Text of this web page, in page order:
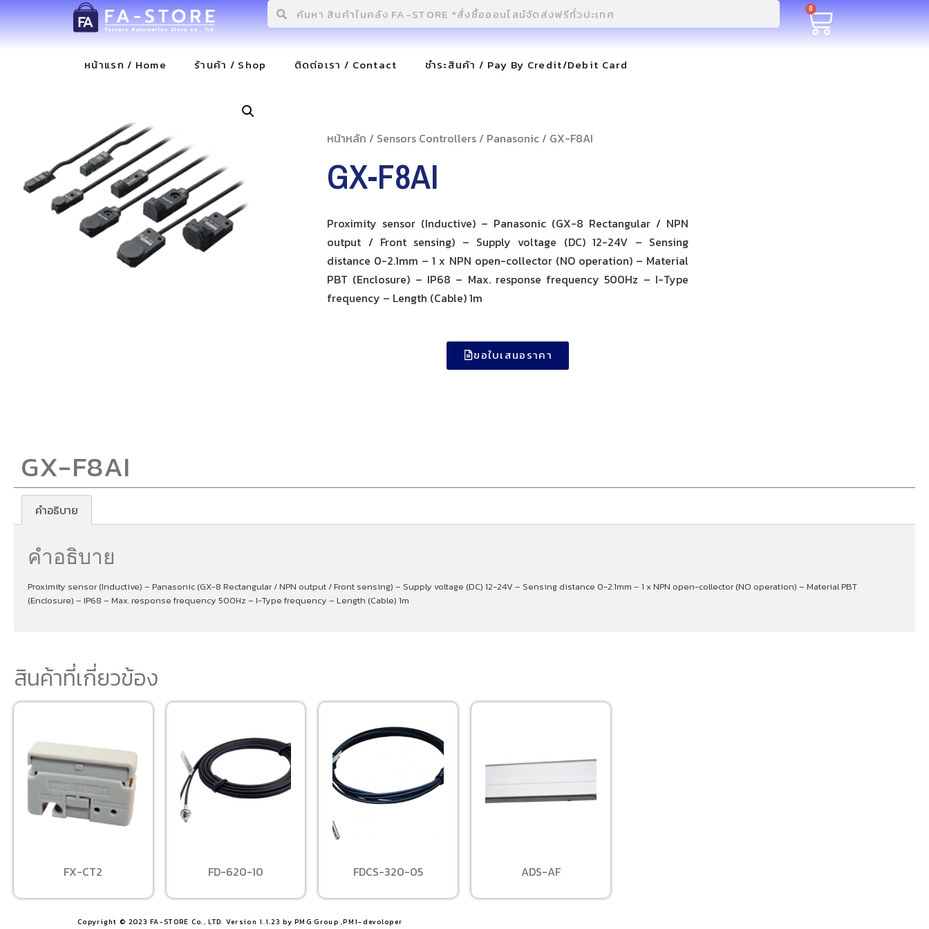
0
หน้าแรก / Home ร้านค้า / Shop ติดต่อเรา / Contact ชำระสินค้า / Pay By Credit/Debit Card
หน้าหลัก / Sensors Controllers / Panasonic / GX-F8AI
GX-F8AI
Proximity sensor (Inductive) – Panasonic (GX-8 Rectangular / NPN
output / Front sensing) – Supply voltage (DC) 12-24V – Sensing
distance 0-2.1mm – 1 x NPN open-collector (NO operation) – Material
PBT (Enclosure) – IP68 – Max. response frequency 500Hz – I-Type
frequency – Length (Cable) 1m
ขอใบเสนอราคา
GX-F8AI
คำอธิบาย
คำอธิบาย
Proximity sensor (Inductive) – Panasonic (GX-8 Rectangular / NPN output / Front sensing) – Supply voltage (DC) 12-24V – Sensing distance 0-2.1mm – 1 x NPN open-collector (NO operation) – Material PBT
(Enclosure) – IP68 – Max. response frequency 500Hz – I-Type frequency – Length (Cable) 1m
สินค้าที่เกี่ยวข้อง
FX-CT2 FD-620-10 FDCS-320-05 ADS-AF
Copyright © 2023 FA-STORE Co., LTD. Version 1.1.23 by PMG Group ,PM1-devoloper​